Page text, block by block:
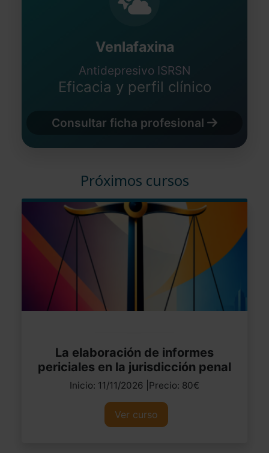
Venlafaxina
Antidepresivo ISRSN
Eficacia y perfil clínico
Consultar ficha profesional
Próximos cursos
La elaboración de informes
periciales en la jurisdicción penal
Inicio: 11/11/2026 |Precio: 80€
Ver curso